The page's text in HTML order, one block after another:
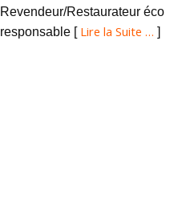
Revendeur/Restaurateur éco
responsable [ Lire la Suite … ]